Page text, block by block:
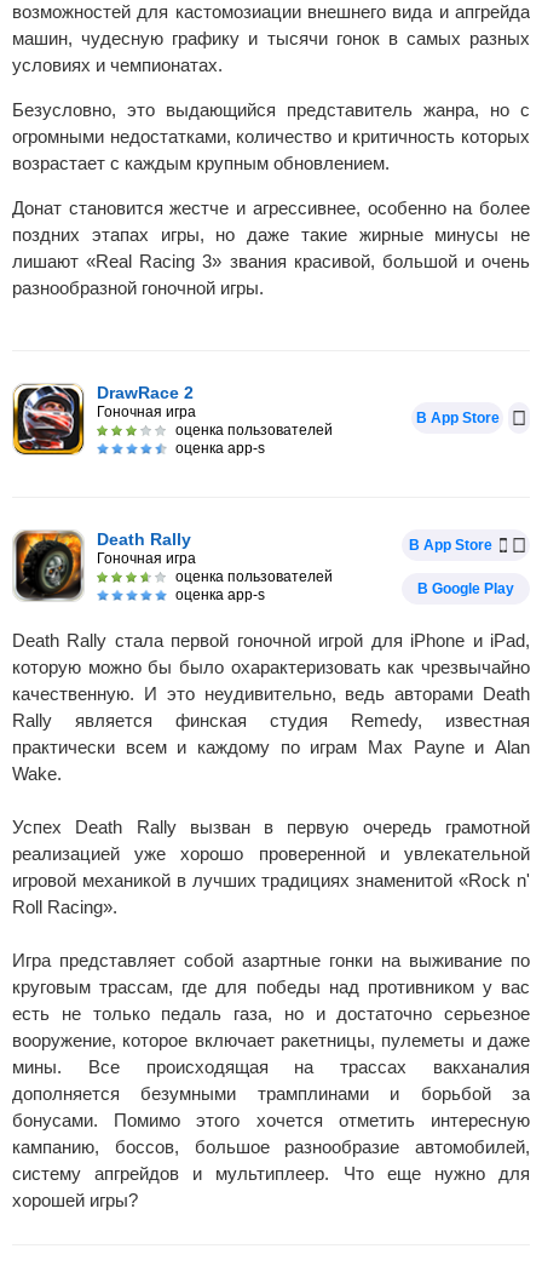
возможностей для кастомозиации внешнего вида и апгрейда
машин, чудесную графику и тысячи гонок в самых разных
условиях и чемпионатах.
Безусловно, это выдающийся представитель жанра, но с
огромными недостатками, количество и критичность которых
возрастает с каждым крупным обновлением.
Донат становится жестче и агрессивнее, особенно на более
поздних этапах игры, но даже такие жирные минусы не
лишают «Real Racing 3» звания красивой, большой и очень
разнообразной гоночной игры.
DrawRace 2
Гоночная игра
оценка пользователей
оценка app-s
В App Store
Death Rally
Гоночная игра
оценка пользователей
оценка app-s
В App Store
В Google Play
Death Rally стала первой гоночной игрой для iPhone и iPad,
которую можно бы было охарактеризовать как чрезвычайно
качественную. И это неудивительно, ведь авторами Death
Rally является финская студия Remedy, известная
практически всем и каждому по играм Max Payne и Alan
Wake.
Успех Death Rally вызван в первую очередь грамотной
реализацией уже хорошо проверенной и увлекательной
игровой механикой в лучших традициях знаменитой «Rock n'
Roll Racing».
Игра представляет собой азартные гонки на выживание по
круговым трассам, где для победы над противником у вас
есть не только педаль газа, но и достаточно серьезное
вооружение, которое включает ракетницы, пулеметы и даже
мины. Все происходящая на трассах вакханалия
дополняется безумными трамплинами и борьбой за
бонусами. Помимо этого хочется отметить интересную
кампанию, боссов, большое разнообразие автомобилей,
систему апгрейдов и мультиплеер. Что еще нужно для
хорошей игры?